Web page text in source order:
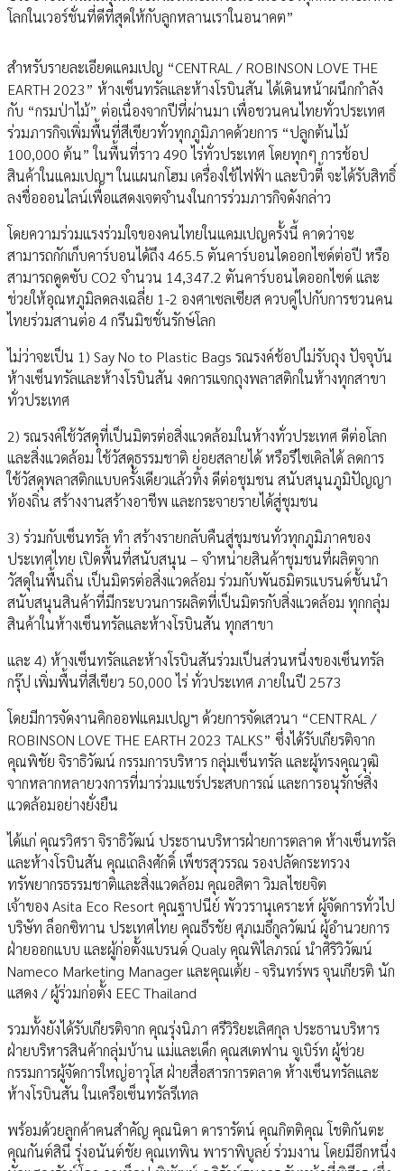
โลกในเวอร์ชั่นที่ดีที่สุดให้กับลูกหลานเราในอนาคต”
สำหรับรายละเอียดแคมเปญ “CENTRAL / ROBINSON LOVE THE
EARTH 2023” ห้างเซ็นทรัลและห้างโรบินสัน ได้เดินหน้าผนึกกำลัง
กับ “กรมป่าไม้” ต่อเนื่องจากปีที่ผ่านมา เพื่อชวนคนไทยทั่วประเทศ
ร่วมภารกิจเพิ่มพื้นที่สีเขียวทั่วทุกภูมิภาคด้วยการ “ปลูกต้นไม้
100,000 ต้น” ในพื้นที่ราว 490 ไร่ทั่วประเทศ โดยทุกๆ การช้อป
สินค้าในแคมเปญฯ ในแผนกโฮม เครื่องใช้ไฟฟ้า และบิวตี้ จะได้รับสิทธิ์
ลงชื่อออนไลน์เพื่อแสดงเจตจำนงในการร่วมภารกิจดังกล่าว
โดยความร่วมแรงร่วมใจของคนไทยในแคมเปญครั้งนี้ คาดว่าจะ
สามารถกักเก็บคาร์บอนได้ถึง 465.5 ตันคาร์บอนไดออกไซด์ต่อปี หรือ
สามารถดูดซับ CO2 จำนวน 14,347.2 ตันคาร์บอนไดออกไซด์ และ
ช่วยให้อุณหภูมิลดลงเฉลี่ย 1-2 องศาเซลเซียส ควบคู่ไปกับการชวนคน
ไทยร่วมสานต่อ 4 กรีนมิชชั่นรักษ์โลก
ไม่ว่าจะเป็น 1) Say No to Plastic Bags รณรงค์ช้อปไม่รับถุง ปัจจุบัน
ห้างเซ็นทรัลและห้างโรบินสัน งดการแจกถุงพลาสติกในห้างทุกสาขา
ทั่วประเทศ
2) รณรงค์ใช้วัสดุที่เป็นมิตรต่อสิ่งแวดล้อมในห้างทั่วประเทศ ดีต่อโลก
และสิ่งแวดล้อม ใช้วัสดุธรรมชาติ ย่อยสลายได้ หรือรีไซเคิลได้ ลดการ
ใช้วัสดุพลาสติกแบบครั้งเดียวแล้วทิ้ง ดีต่อชุมชน สนับสนุนภูมิปัญญา
ท้องถิ่น สร้างงานสร้างอาชีพ และกระจายรายได้สู่ชุมชน
3) ร่วมกับเซ็นทรัล ทำ สร้างรายกลับคืนสู่ชุมชนทั่วทุกภูมิภาคของ
ประเทศไทย เปิดพื้นที่สนับสนุน – จำหน่ายสินค้าชุมชนที่ผลิตจาก
วัสดุในพื้นถิ่น เป็นมิตรต่อสิ่งแวดล้อม ร่วมกับพันธมิตรแบรนด์ชั้นนำ
สนับสนุนสินค้าที่มีกระบวนการผลิตที่เป็นมิตรกับสิ่งแวดล้อม ทุกกลุ่ม
สินค้าในห้างเซ็นทรัลและห้างโรบินสัน ทุกสาขา
และ 4) ห้างเซ็นทรัลและห้างโรบินสันร่วมเป็นส่วนหนึ่งของเซ็นทรัล
กรุ๊ป เพิ่มพื้นที่สีเขียว 50,000 ไร่ ทั่วประเทศ ภายในปี 2573
โดยมีการจัดงานคิกออฟแคมเปญฯ ด้วยการจัดเสวนา “CENTRAL /
ROBINSON LOVE THE EARTH 2023 TALKS” ซึ่งได้รับเกียรติจาก
คุณพิชัย จิราธิวัฒน์ กรรมการบริหาร กลุ่มเซ็นทรัล และผู้ทรงคุณวุฒิ
จากหลากหลายวงการที่มาร่วมแชร์ประสบการณ์ และการอนุรักษ์สิ่ง
แวดล้อมอย่างยั่งยืน
ได้แก่ คุณรวิศรา จิราธิวัฒน์ ประธานบริหารฝ่ายการตลาด ห้างเซ็นทรัล
และห้างโรบินสัน คุณเถลิงศักดิ์ เพ็ชรสุวรรณ รองปลัดกระทรวง
ทรัพยากรธรรมชาติและสิ่งแวดล้อม คุณอสิตา วิมลไชยจิต
เจ้าของ Asita Eco Resort คุณฐาปนีย์ พัววรานุเคราะห์ ผู้จัดการทั่วไป
บริษัท ล็อกซิทาน ประเทศไทย คุณธีรชัย ศุภเมธีกูลวัฒน์ ผู้อำนวยการ
ฝ่ายออกแบบ และผู้ก่อตั้งแบรนด์ Qualy คุณพิไลภรณ์ นำศิริวิวัฒน์
Nameco Marketing Manager และคุณเต้ย - จรินทร์พร จุนเกียรติ นัก
แสดง / ผู้ร่วมก่อตั้ง EEC Thailand
รวมทั้งยังได้รับเกียรติจาก คุณรุ่งนิภา ศรีวิริยะเลิศกุล ประธานบริหาร
ฝ่ายบริหารสินค้ากลุ่มบ้าน แม่และเด็ก คุณสเตฟาน จูเบิร์ท ผู้ช่วย
กรรมการผู้จัดการใหญ่อาวุโส ฝ่ายสื่อสารการตลาด ห้างเซ็นทรัลและ
ห้างโรบินสัน ในเครือเซ็นทรัลรีเทล
พร้อมด้วยลูกค้าคนสำคัญ คุณนิดา ดารารัตน์ คุณกิตติคุณ โชติกันตะ
คุณกันต์สินี รุ่งอนันต์ชัย คุณเทพิน พาราพิบูลย์ ร่วมงาน โดยมีอีกหนึ่ง